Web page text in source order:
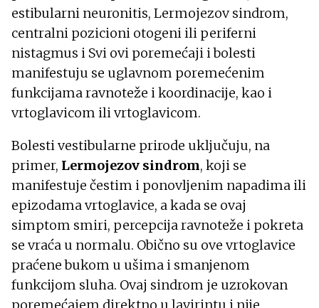
estibularni neuronitis, Lermojezov sindrom,
centralni pozicioni otogeni ili periferni
nistagmus i Svi ovi poremećaji i bolesti
manifestuju se uglavnom poremećenim
funkcijama ravnoteže i koordinacije, kao i
vrtoglavicom ili vrtoglavicom.
Bolesti vestibularne prirode uključuju, na
primer, Lermojezov sindrom, koji se
manifestuje čestim i ponovljenim napadima ili
epizodama vrtoglavice, a kada se ovaj
simptom smiri, percepcija ravnoteže i pokreta
se vraća u normalu. Obično su ove vrtoglavice
praćene bukom u ušima i smanjenom
funkcijom sluha. Ovaj sindrom je uzrokovan